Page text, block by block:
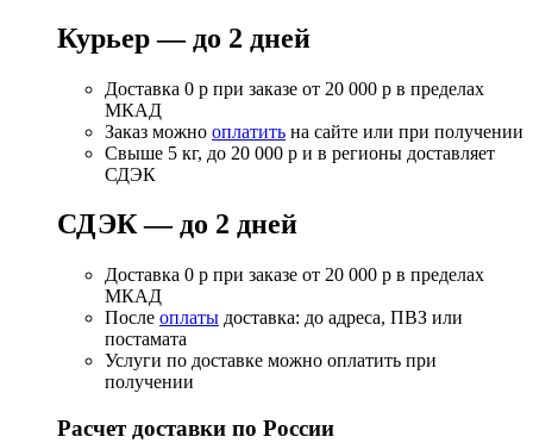
Курьер — до 2 дней
Доставка 0 р при заказе от 20 000 р в пределах
МКАД
Заказ можно оплатить на сайте или при получении
Свыше 5 кг, до 20 000 р и в регионы доставляет
СДЭК
СДЭК — до 2 дней
Доставка 0 р при заказе от 20 000 р в пределах
МКАД
После оплаты доставка: до адреса, ПВЗ или
постамата
Услуги по доставке можно оплатить при
получении
Расчет доставки по России